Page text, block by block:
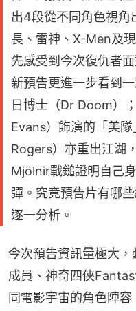
出4段從不同角色視角
長、雷神、X-Men及
先感受到今次復仇者
新預告更進一步看到
日博士（Dr Doom）
Evans）飾演的「美
Rogers）亦重出江湖
Mjölnir戰鎚證明自己
彈。究竟預告片有哪
逐一分析。
今次預告資訊量極大
成員、神奇四俠
同電影宇宙的角色陣